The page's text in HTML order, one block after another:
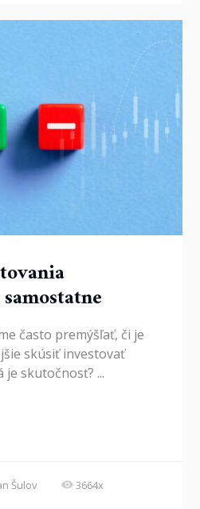
často premýšľať, či je
skúsiť investovať
je skutočnosť? ...
Šulov 3664x